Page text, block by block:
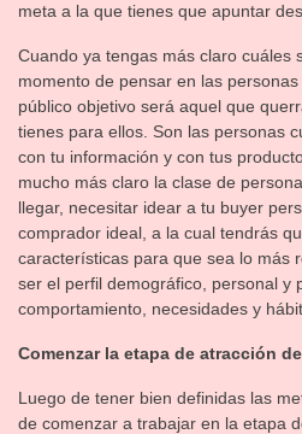
meta a la que tienes que apuntar
Cuando ya tengas más claro cuáles
momento de pensar en las
público objetivo será aquel que
tienes para ellos. Son las personas
con tu información y con tus
mucho más claro la clase de
llegar, necesitar idear a tu buyer
comprador ideal, a la cual tendrás
características para que sea lo más
ser el perfil demográfico, personal y
comportamiento, necesidades y
Comenzar la etapa de atracción
Luego de tener bien definidas las
de comenzar a trabajar en la etapa